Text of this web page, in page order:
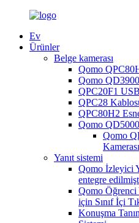
Ev
Ürünler
Belge kamerası
Qomo
Qomo
QPC20F1
QPC28
QPC80H2
Qomo
Qomo
Kamerası
Yanıt sistemi
Qomo İzleyici
entegre
Qomo Öğrenci
için Sınıf İçi
Konuşma